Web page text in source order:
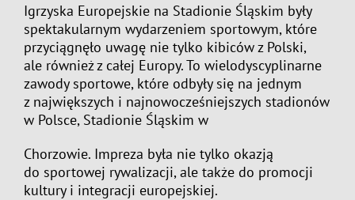
Igrzyska Europejskie na Stadionie Śląskim były
spektakularnym wydarzeniem sportowym, które
przyciągnęło uwagę nie tylko kibiców z Polski,
ale również z całej Europy. To wielodyscyplinarne
zawody sportowe, które odbyły się na jednym
z największych i najnowocześniejszych stadionów
w Polsce, Stadionie Śląskim w
Chorzowie. Impreza była nie tylko okazją
do sportowej rywalizacji, ale także do promocji
kultury i integracji europejskiej.